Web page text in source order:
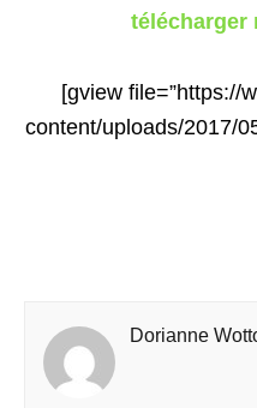
télécharger
[gview file=”https://
content/uploads/2017/
Dorianne